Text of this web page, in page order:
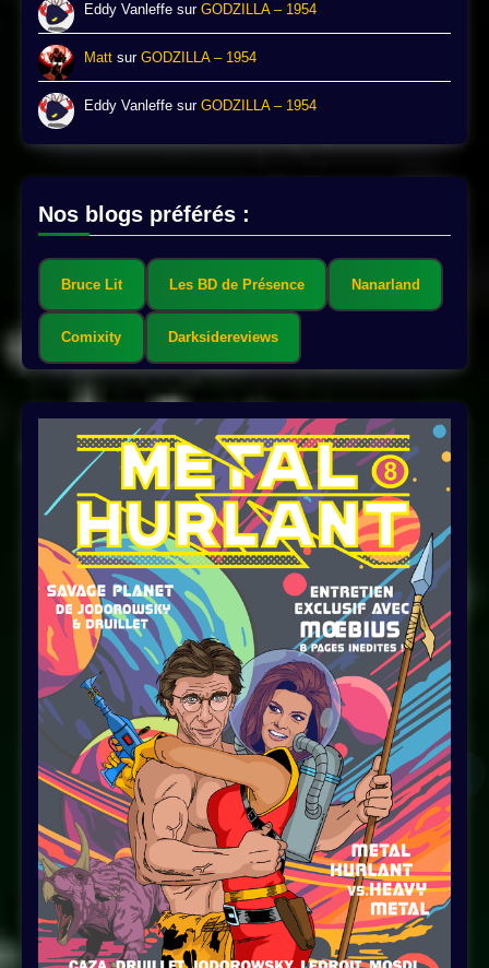
Eddy Vanleffe surGODZILLA – 1954
Matt surGODZILLA – 1954
Eddy Vanleffe surGODZILLA – 1954
Nos blogs préférés :
Bruce Lit Les BD de Présence Nanarland
Comixity Darksidereviews